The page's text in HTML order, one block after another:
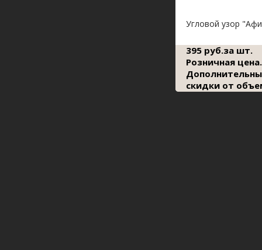
Угловой узор
395 руб.за шт.
Розничная цена.
скидки от